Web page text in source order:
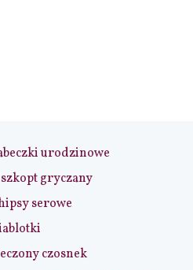
urodzinowe
gryczany
serowe
czosnek